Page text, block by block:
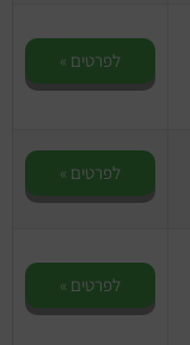
לפרטים »
לפרטים »
לפרטים »